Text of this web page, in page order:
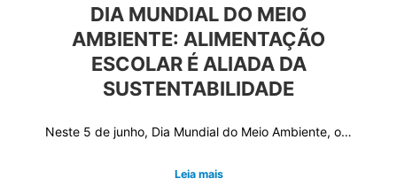
DIA MUNDIAL DO MEIO
AMBIENTE: ALIMENTAÇÃO
ESCOLAR É ALIADA DA
SUSTENTABILIDADE
Neste 5 de junho, Dia Mundial do Meio Ambiente, o…
Leia mais